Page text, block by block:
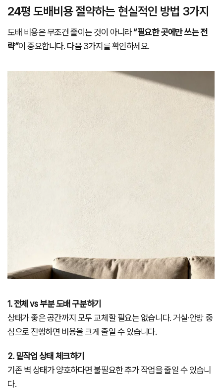
24평 도배비용 절약하는 현실적인 방법 3가지
도배 비용은 무조건 줄이는 것이 아니라“필요한 곳에만 쓰는 전
략”이 중요합니다. 다음 3가지를 확인하세요.
1. 전체 vs 부분 도배 구분하기
상태가 좋은 공간까지 모두 교체할 필요는 없습니다. 거실·안방 중
심으로 진행하면 비용을 크게 줄일 수 있습니다.
2. 밑작업 상태 체크하기
기존 벽 상태가 양호하다면 불필요한 추가 작업을 줄일 수 있습니
다.